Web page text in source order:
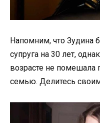
Напомним, что Зудина
супруга на 30 лет,
возрасте не помешала
семью. Делитесь